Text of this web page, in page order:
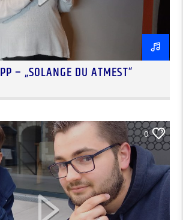
– „SOLANGE DU ATMEST“
0